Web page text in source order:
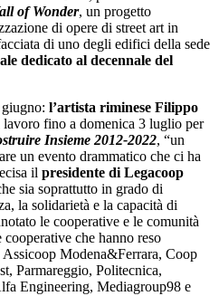
of Wonder, un progetto
di opere di street art in
di uno degli edifici della sede
dedicato al decennale del
l’artista riminese Filippo
lavoro fino a domenica 3 luglio per
Insieme 2012-2022, “un
un evento drammatico che ci ha
il presidente di Legacoop
sia soprattutto in grado di
la solidarietà e la capacità di
le cooperative e le comunità
che hanno reso
Modena&Ferrara, Coop
Parmareggio, Politecnica,
Engineering, Mediagroup98 e